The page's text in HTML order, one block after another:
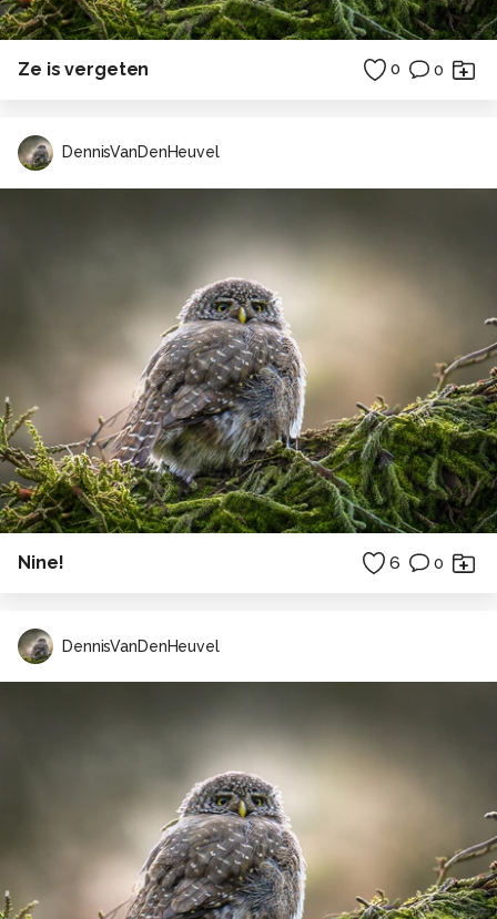
Ze is vergeten 0 0
DennisVanDenHeuvel
Nine! 6 0
DennisVanDenHeuvel